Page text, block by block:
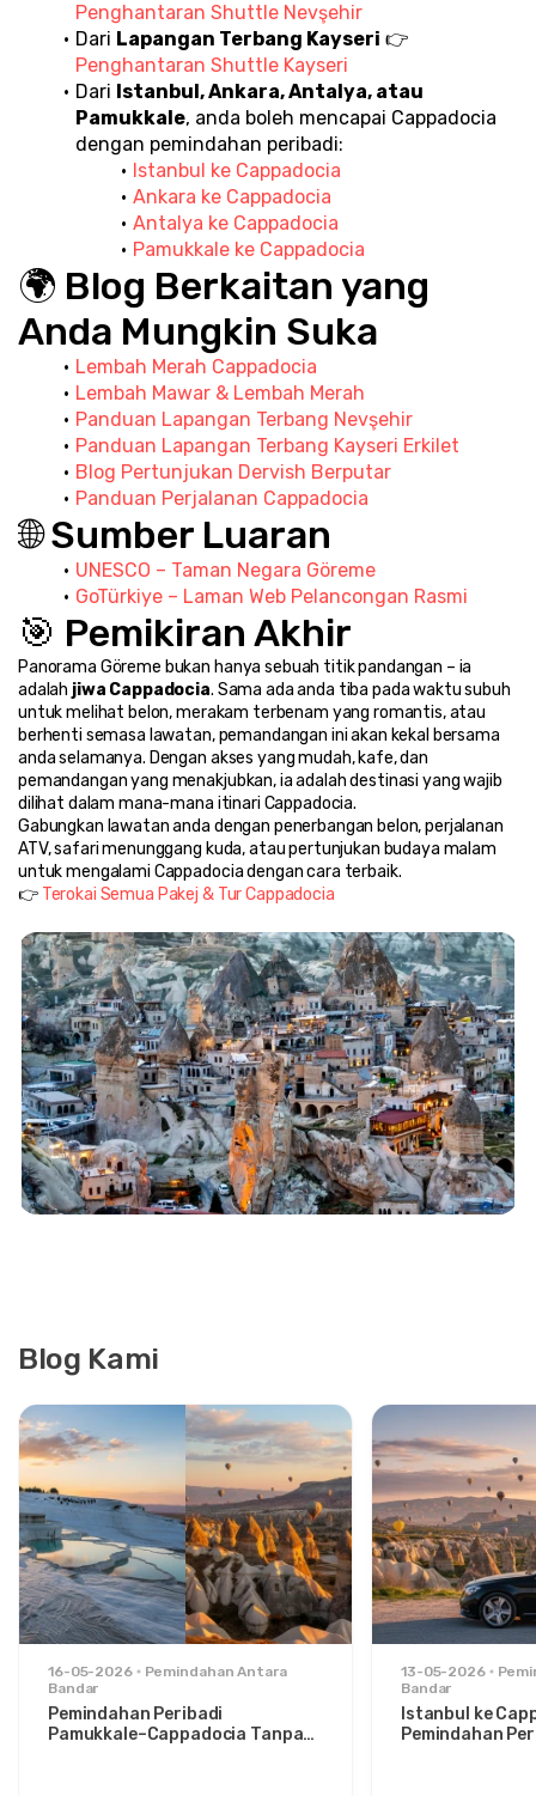
Penghantaran Shuttle Nevşehir
Dari Lapangan Terbang Kayseri
Penghantaran Shuttle Kayseri
Dari Istanbul, Ankara, Antalya, atau
Pamukkale, anda boleh mencapai Cappadocia
dengan pemindahan peribadi:
Istanbul ke Cappadocia
Ankara ke Cappadocia
Antalya ke Cappadocia
Pamukkale ke Cappadocia
🌍 Blog Berkaitan yang
Anda Mungkin Suka
Lembah Merah Cappadocia
Lembah Mawar & Lembah Merah
Panduan Lapangan Terbang Nevşehir
Panduan Lapangan Terbang Kayseri Erkilet
Blog Pertunjukan Dervish Berputar
Panduan Perjalanan Cappadocia
🌐 Sumber Luaran
UNESCO – Taman Negara Göreme
GoTürkiye – Laman Web Pelancongan Rasmi
🎯 Pemikiran Akhir
Panorama Göreme bukan hanya sebuah titik pandangan – ia
adalah jiwa Cappadocia. Sama ada anda tiba pada waktu subuh
untuk melihat belon, merakam terbenam yang romantis, atau
berhenti semasa lawatan, pemandangan ini akan kekal bersama
anda selamanya. Dengan akses yang mudah, kafe, dan
pemandangan yang menakjubkan, ia adalah destinasi yang wajib
dilihat dalam mana-mana itinari Cappadocia.
Gabungkan lawatan anda dengan penerbangan belon, perjalanan
ATV, safari menunggang kuda, atau pertunjukan budaya malam
untuk mengalami Cappadocia dengan cara terbaik.
👉 Terokai Semua Pakej & Tur Cappadocia
Blog Kami
16-05-2026
Pemindahan Antara
Bandar
Pemindahan Peribadi
Pamukkale–Cappadocia Tanpa
13-05-2026
Bandar
Istanbul ke
Pemindahan